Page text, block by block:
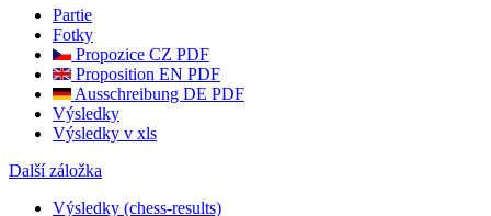
Partie
Fotky
Propozice CZ PDF
Proposition EN PDF
Ausschreibung DE PDF
Výsledky
Výsledky v xls
Další záložka
Výsledky (chess-results)